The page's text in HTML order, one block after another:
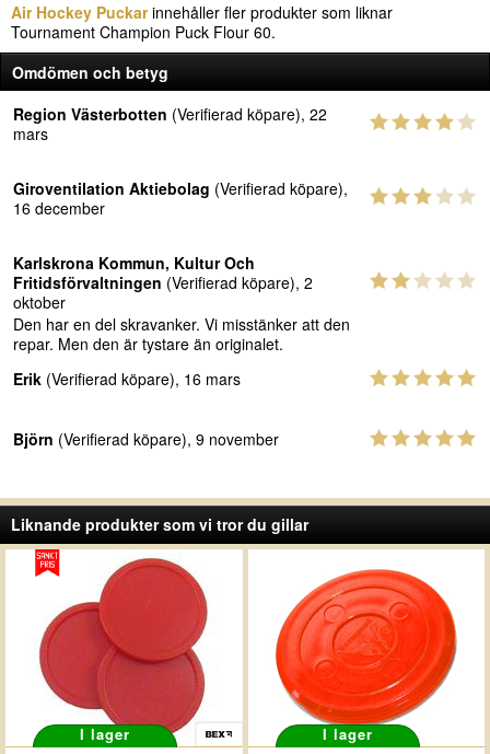
Air Hockey Puckarinnehåller fler produkter som liknar
Tournament Champion Puck Flour 60.
Omdömen och betyg
Region Västerbotten (Verifierad köpare), 22
mars
Giroventilation Aktiebolag (Verifierad köpare),
16 december
Karlskrona Kommun, Kultur Och
Fritidsförvaltningen (Verifierad köpare), 2
oktober
Den har en del skravanker. Vi misstänker att den
repar. Men den är tystare än originalet.
Erik (Verifierad köpare), 16 mars
Björn (Verifierad köpare), 9 november
Liknande produkter som vi tror du gillar
I lager I lager